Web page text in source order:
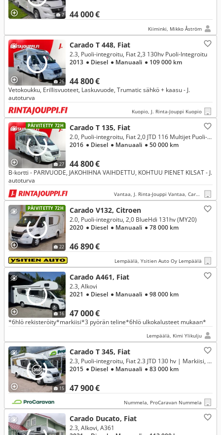
7 44 000 €
Kiiminki, Mikko Åström
26
Carado T 448, Fiat
44 800 €
2.3, Puoli-integroitu, Fiat 2,3 130hv Puoli-Integroitu
2013 ● Diesel ● Manuaali ● 109 000 km
Vetokoukku, Erillisvuoteet, Laskuvuode, Trumatic sähkö + kaasu - J.
autoturva
Kuopio, J. Rinta-Jouppi Kuopio
PÄIVITETTY 72H
27
Carado T 135, Fiat
44 800 €
2.0, Puoli-integroitu, Fiat 2,0 JTD 116 Multijet Puoli-integroitu
2016 ● Diesel ● Manuaali ● 50 000 km
B-kortti - PARIVUODE, JAKOHIHNA VAIHDETTU, KOHTUU PIENET KILSAT - J.
autoturva
Vantaa, J. Rinta-Jouppi Vantaa, Caravan
PÄIVITETTY 72H
22
Carado V132, Citroen
46 890 €
2.0, Puoli-integroitu, 2,0 BlueHdi 131hv (MY20)
2020 ● Diesel ● Manuaali ● 78 000 km
Lempäälä, Ysitien Auto Oy Lempäälä
16
Carado A461, Fiat
47 000 €
2.3, Alkovi
2021 ● Diesel ● Manuaali ● 98 000 km
*6hlö rekisteröity*markiisi*3 pyörän teline*6hlö ulkokalusteet mukaan*
Lempäälä, Kimi Ylikulju
15
Carado T 345, Fiat
47 900 €
2.3, Puoli-integroitu, Fiat 2.3 JTD 130 hv | Markiisi, pp-teline **RAHOITUSKORKO ALK. 1,99%**
2015 ● Diesel ● Manuaali ● 83 000 km
Nummela, ProCaravan Nummela
Carado Ducato, Fiat
2.3, Alkovi, A361